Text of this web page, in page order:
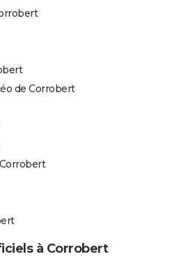
de Corrobert
à Corrobert